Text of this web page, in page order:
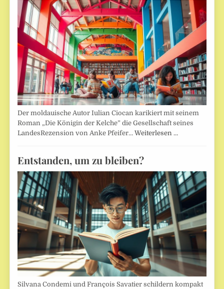
Der moldauische Autor Iulian Ciocan karikiert mit seinem
Roman „Die Königin der Kelche” die Gesellschaft seines
LandesRezension von Anke Pfeifer…Weiterlesen …
Entstanden, um zu bleiben?
Silvana Condemi und François Savatier schildern kompakt